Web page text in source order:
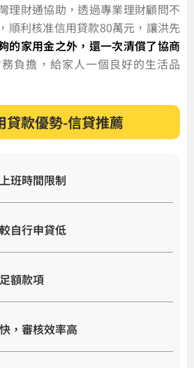
理財通協助，透過專業理財顧問不
順利核准信用貸款80萬元，讓洪先
的家用金之外，還一次清償了協商
務負擔，給家人一個良好的生活品
貸款優勢-信貸推薦
班時間限制
自行申貸低
額款項
，審核效率高